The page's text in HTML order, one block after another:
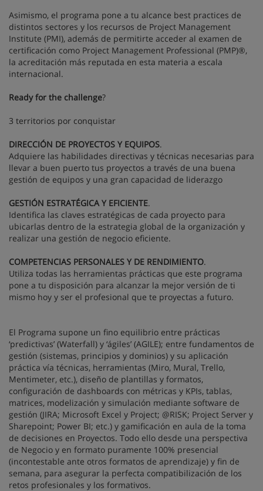
Asimismo, el programa pone a tu alcance best practices de
distintos sectores y los recursos de Project Management
Institute (PMI), además de permitirte acceder al examen de
certificación como Project Management Professional (PMP)®,
la acreditación más reputada en esta materia a escala
internacional.
Ready for the challenge?
3 territorios por conquistar
DIRECCIÓN DE PROYECTOS Y EQUIPOS.
Adquiere las habilidades directivas y técnicas necesarias para
llevar a buen puerto tus proyectos a través de una buena
gestión de equipos y una gran capacidad de liderazgo
GESTIÓN ESTRATÉGICA Y EFICIENTE.
Identifica las claves estratégicas de cada proyecto para
ubicarlas dentro de la estrategia global de la organización y
realizar una gestión de negocio eficiente.
COMPETENCIAS PERSONALES Y DE RENDIMIENTO.
Utiliza todas las herramientas prácticas que este programa
pone a tu disposición para alcanzar la mejor versión de ti
mismo hoy y ser el profesional que te proyectas a futuro.
El Programa supone un fino equilibrio entre prácticas
‘predictivas’ (Waterfall) y ‘ágiles’ (AGILE); entre fundamentos de
gestión (sistemas, principios y dominios) y su aplicación
práctica vía técnicas, herramientas (Miro, Mural, Trello,
Mentimeter, etc.), diseño de plantillas y formatos,
configuración de dashboards con métricas y KPIs, tablas,
matrices, modelización y simulación mediante software de
gestión (JIRA; Microsoft Excel y Project; @RISK; Project Server y
Sharepoint; Power BI; etc.) y gamificación en aula de la toma
de decisiones en Proyectos. Todo ello desde una perspectiva
de Negocio y en formato puramente 100% presencial
(incontestable ante otros formatos de aprendizaje) y fin de
semana, para asegurar la perfecta compatibilización de los
retos profesionales y los formativos.